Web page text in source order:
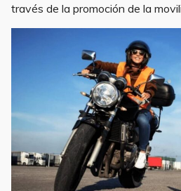
través de la promoción de la